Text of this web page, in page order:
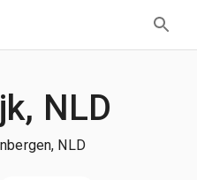
NLD
NLD